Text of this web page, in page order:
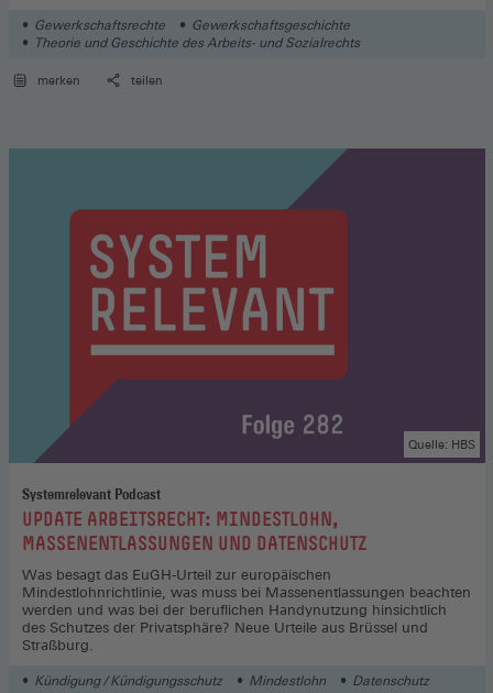
Gewerkschaftsrechte
Gewerkschaftsgeschichte
Theorie und Geschichte des Arbeits- und Sozialrechts
merken teilen
Systemrelevant Podcast
:UPDATE ARBEITSRECHT: MINDESTLOHN,
MASSENENTLASSUNGEN UND DATENSCHUTZ
Quelle: HBS
Was besagt das EuGH-Urteil zur europäischen
Mindestlohnrichtlinie, was muss bei Massenentlassungen beachten
werden und was bei der beruflichen Handynutzung hinsichtlich
des Schutzes der Privatsphäre? Neue Urteile aus Brüssel und
Straßburg.
Kündigung / Kündigungsschutz Mindestlohn Datenschutz